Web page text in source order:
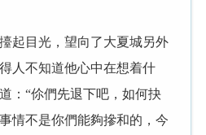
目光，望向了大夏城另外
人不知道他心中在想着什
：“伱們先退下吧，如何抉
情不是你們能夠摻和的，今